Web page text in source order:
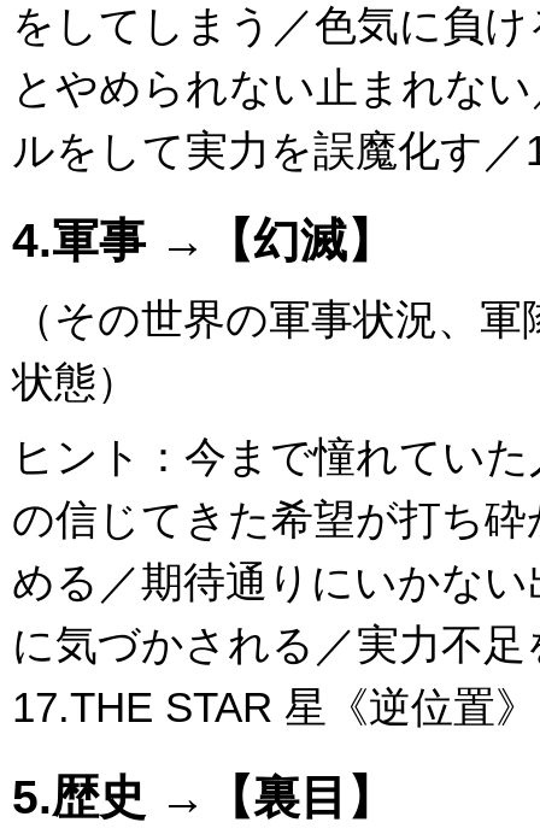
をしてしまう／色気に負
とやめられない止まれな
ルをして実力を誤魔化す
4.軍事 →【幻滅】
（その世界の軍事状況、
状態）
ヒント：今まで憧れてい
の信じてきた希望が打ち
める／期待通りにいかな
に気づかされる／実力不
17.THE STAR 星《逆位置》
5.歴史 →【裏目】